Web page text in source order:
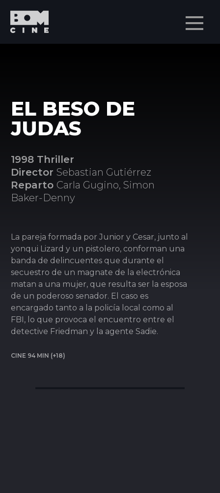
EL BESO DE
JUDAS
1998 Thriller
DirectorSebastian Gutiérrez
Reparto Carla Gugino, Simon
Baker-Denny
La pareja formada por Junior y Cesar, junto al
yonqui Lizard y un pistolero, conforman una
banda de delincuentes que durante el
secuestro de un magnate de la electrónica
matan a una mujer, que resulta ser la esposa
de un poderoso senador. El caso es
encargado tanto a la policía local como al
FBI, lo que provoca el encuentro entre el
detective Friedman y la agente Sadie.
CINE 94 MIN (+18)